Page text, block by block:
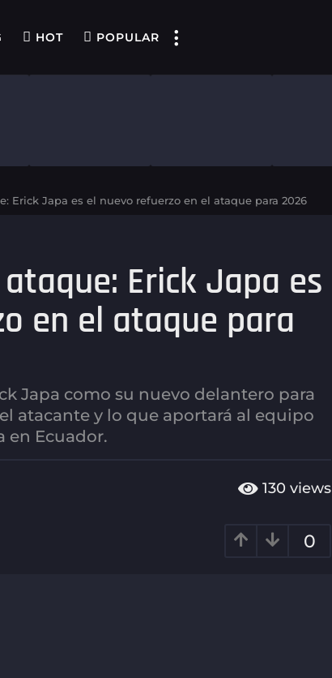
HOT POPULAR
Erick Japa es el nuevo refuerzo en el ataque para 2026
Erick Japa es
en el ataque para
Japa como su nuevo delantero para
atacante y lo que aportará al equipo
en Ecuador.
130 views
0